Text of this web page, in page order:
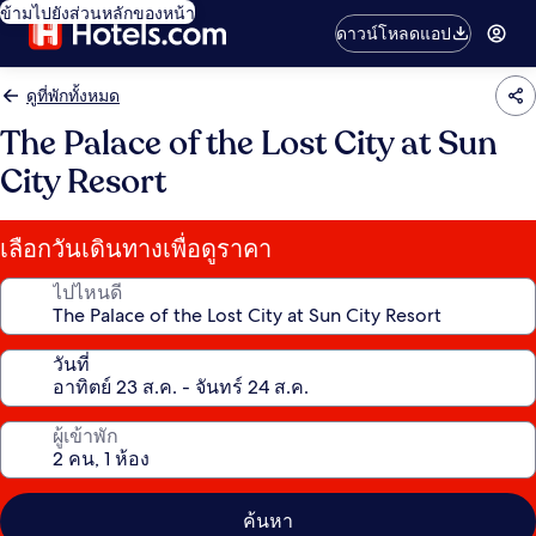
ข้ามไปยังส่วนหลักของหน้า
ดาวน์โหลดแอป
ดูที่พักทั้งหมด
The Palace of the Lost City at Sun
City Resort
เลือกวันเดินทางเพื่อดูราคา
ไปไหนดี
วันที่
ผู้เข้าพัก
ค้นหา